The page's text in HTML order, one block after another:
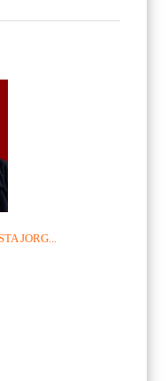
JORG...